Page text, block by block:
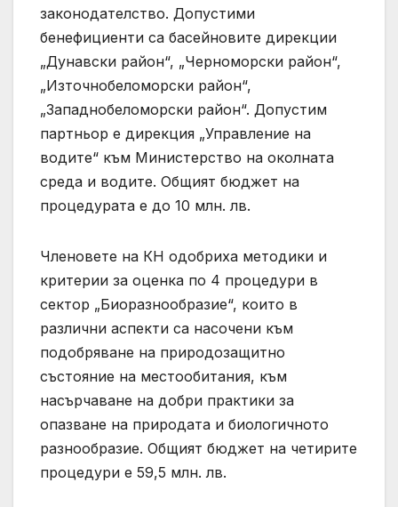
законодателство. Допустими
бенефициенти са басейновите дирекции
„Дунавски район“, „Черноморски район“,
„Източнобеломорски район“,
„Западнобеломорски район“. Допустим
партньор е дирекция „Управление на
водите“ към Министерство на околната
среда и водите. Общият бюджет на
процедурата е до 10 млн. лв.
Членовете на КН одобриха методики и
критерии за оценка по 4 процедури в
сектор „Биоразнообразие“, които в
различни аспекти са насочени към
подобряване на природозащитно
състояние на местообитания, към
насърчаване на добри практики за
опазване на природата и биологичното
разнообразие. Общият бюджет на четирите
процедури е 59,5 млн. лв.